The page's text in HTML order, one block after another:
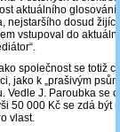
aktuálního glosování
nejstaršího dosud
vstupoval do
společnost se totiž
jako k „prašivým
Vedle J. Paroubka se
50 000 Kč se zdá být
vlast.